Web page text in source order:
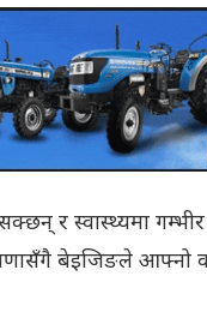
र स्वास्थ्यमा
बेइजिङले आफ्नो